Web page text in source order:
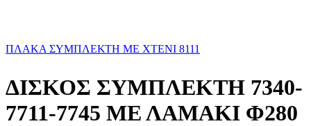
ΠΛΑΚΑ ΣΥΜΠΛΕΚΤΗ ΜΕ ΧΤΕΝΙ 8111
ΔΙΣΚΟΣ ΣΥΜΠΛΕΚΤΗ 7340-
7711-7745 ΜΕ ΛΑΜΑΚΙ Φ280